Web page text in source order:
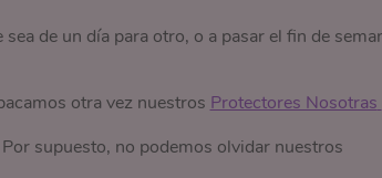
de un día para otro, o a pasar el fin de
otra vez nuestros Protectores Nosotras
supuesto, no podemos olvidar nuestros